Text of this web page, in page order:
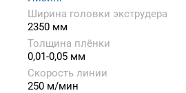
Ширина головки экструдера
2350 мм
Толщина плёнки
0,01-0,05 мм
Скорость линии
250 м/мин